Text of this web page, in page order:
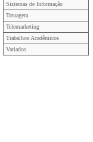
Sistemas de Informação
Tatuagem
Telemarketing
Trabalhos Acadêmicos
Variados